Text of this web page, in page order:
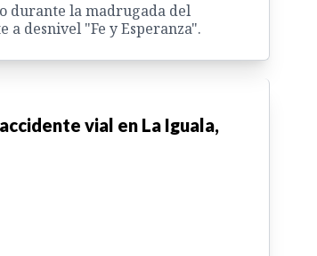
durante la madrugada del
a desnivel "Fe y Esperanza".
vial en La Iguala,